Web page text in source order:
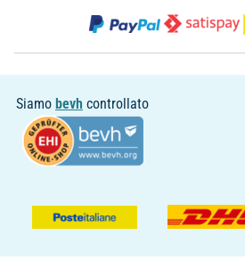
Siamo bevh controllato